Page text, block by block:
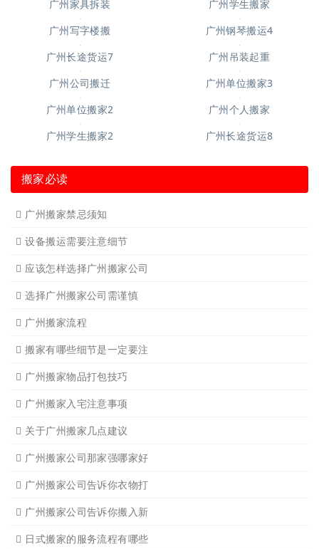
广州空调移机
广州长途货运6
广州短途搬家2
广州短途搬家
广州家具拆装
广州写字楼搬
广州长途货运7
广州公司搬迁
广州单位搬家2
广州学生搬家2
广州搬家禁忌须知
设备搬运需要注意细节
应该怎样选择广州搬家公司
选择广州搬家公司需谨慎
广州搬家流程
搬家有哪些细节是一定要注